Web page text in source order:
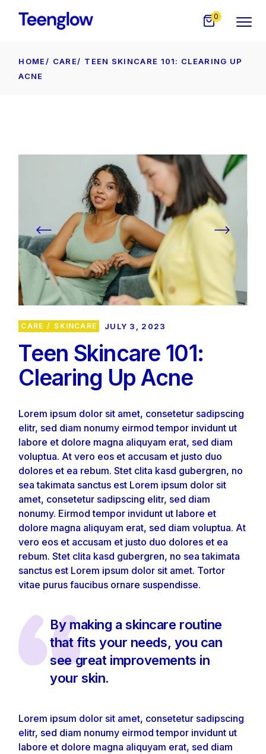
0
HOME CARE
TEEN SKINCARE 101: CLEARING UP
ACNE
CARE SKINCARE JULY 3, 2023
Teen Skincare 101:
Clearing Up Acne
Lorem ipsum dolor sit amet, consetetur sadipscing
elitr, sed diam nonumy eirmod tempor invidunt ut
labore et dolore magna aliquyam erat, sed diam
voluptua. At vero eos et accusam et justo duo
dolores et ea rebum. Stet clita kasd gubergren, no
sea takimata sanctus est Lorem ipsum dolor sit
amet, consetetur sadipscing elitr, sed diam
nonumy. Eirmod tempor invidunt ut labore et
dolore magna aliquyam erat, sed diam voluptua. At
vero eos et accusam et justo duo dolores et ea
rebum. Stet clita kasd gubergren, no sea takimata
sanctus est Lorem ipsum dolor sit amet. Tortor
vitae purus faucibus ornare suspendisse.
By making a skincare routine
that fits your needs, you can
see great improvements in
your skin.
Lorem ipsum dolor sit amet, consetetur sadipscing
elitr, sed diam nonumy eirmod tempor invidunt ut
labore et dolore magna aliquyam erat, sed diam